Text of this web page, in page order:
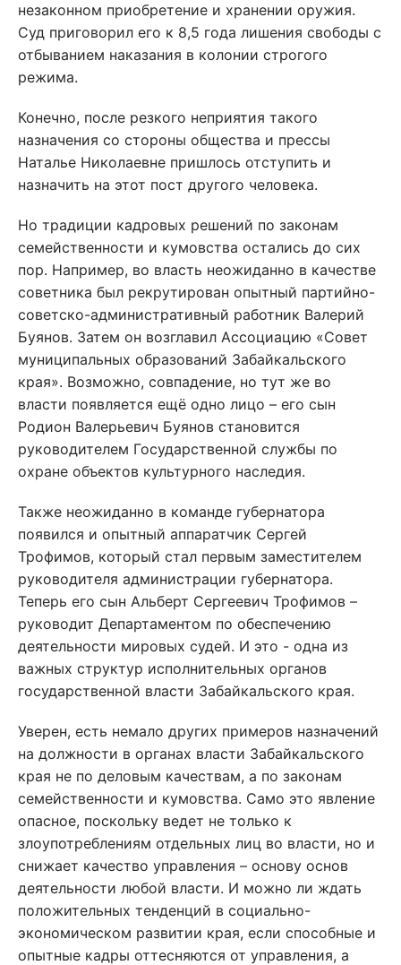
незаконном приобретение и хранении оружия.
Суд приговорил его к 8,5 года лишения свободы с
отбыванием наказания в колонии строгого
режима.
Конечно, после резкого неприятия такого
назначения со стороны общества и прессы
Наталье Николаевне пришлось отступить и
назначить на этот пост другого человека.
Но традиции кадровых решений по законам
семейственности и кумовства остались до сих
пор. Например, во власть неожиданно в качестве
советника был рекрутирован опытный партийно-
советско-административный работник Валерий
Буянов. Затем он возглавил Ассоциацию «Совет
муниципальных образований Забайкальского
края». Возможно, совпадение, но тут же во
власти появляется ещё одно лицо – его сын
Родион Валерьевич Буянов становится
руководителем Государственной службы по
охране объектов культурного наследия.
Также неожиданно в команде губернатора
появился и опытный аппаратчик Сергей
Трофимов, который стал первым заместителем
руководителя администрации губернатора.
Теперь его сын Альберт Сергеевич Трофимов –
руководит Департаментом по обеспечению
деятельности мировых судей. И это - одна из
важных структур исполнительных органов
государственной власти Забайкальского края.
Уверен, есть немало других примеров назначений
на должности в органах власти Забайкальского
края не по деловым качествам, а по законам
семейственности и кумовства. Само это явление
опасное, поскольку ведет не только к
злоупотреблениям отдельных лиц во власти, но и
снижает качество управления – основу основ
деятельности любой власти. И можно ли ждать
положительных тенденций в социально-
экономическом развитии края, если способные и
опытные кадры оттесняются от управления, а